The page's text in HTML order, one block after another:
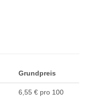
Grundpreis
6,55 € pro 100